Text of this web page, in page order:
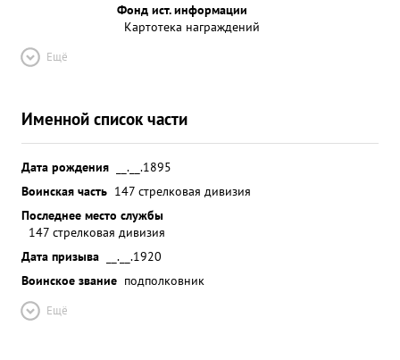
Фонд ист. информации
Картотека награждений
Ещё
Именной список части
Дата рождения
__.__.1895
Воинская часть 147 стрелковая дивизия
Последнее место службы
147 стрелковая дивизия
Дата призыва
__.__.1920
Воинское звание подполковник
Ещё